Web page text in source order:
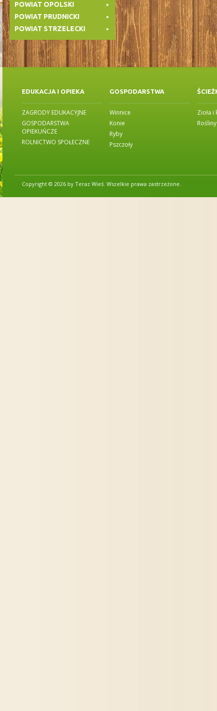
POWIAT OPOLSKI
POWIAT PRUDNICKI
POWIAT STRZELECKI
EDUKACJA I OPIEKA
ZAGRODY EDUKACYJNE
GOSPODARSTWA
OPIEKUŃCZE
ROLNICTWO SPOŁECZNE
GOSPODARSTWA
Winnice
Konie
Ryby
Pszczoły
Zioła
Copyright © 2026 by Teraz Wieś. Wszelkie prawa zastrzeżone.